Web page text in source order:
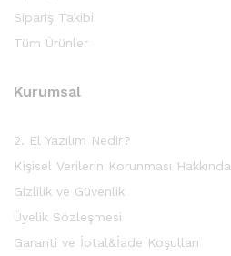
Sipariş Takibi
Tüm Ürünler
Kurumsal
2. El Yazılım Nedir?
Kişisel Verilerin Korunması Hakkında
Gizlilik ve Güvenlik
Üyelik Sözleşmesi
Garanti ve İptal&İade Koşulları